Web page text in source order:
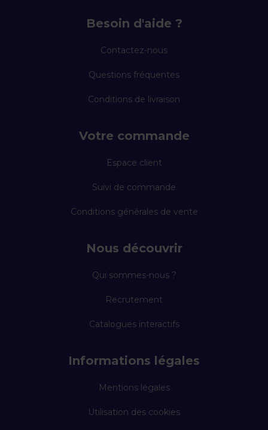
Besoin d'aide ?
Contactez-nous
Questions fréquentes
Conditions de livraison
Votre commande
Espace client
Suivi de commande
Conditions générales de vente
Nous découvrir
Qui sommes-nous ?
Recrutement
Catalogues interactifs
Informations légales
Mentions légales
Utilisation des cookies